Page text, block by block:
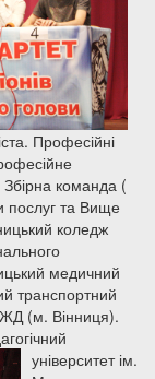
Професійні
команда (
послуг та Вище
коледж
медичний
транспортний
(м. Вінниця).
університет ім.